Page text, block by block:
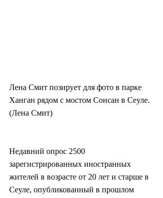
Лена Смит позирует для фото в парке
Ханган рядом с мостом Сонсан в Сеуле.
(Лена Смит)
Недавний опрос 2500
зарегистрированных иностранных
жителей в возрасте от 20 лет и старше в
Сеуле, опубликованный в прошлом